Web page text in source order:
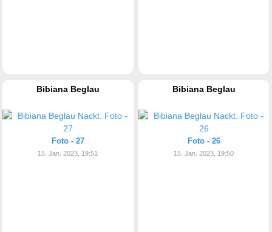
Bibiana Beglau
Foto - 27
15. Jan. 2023, 19:51
Bibiana Beglau
Foto - 26
15. Jan. 2023, 19:50